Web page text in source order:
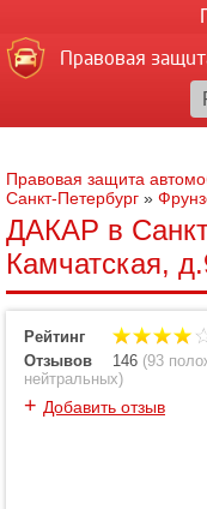
Правовая
Правовая защита
Санкт-Петербург »
ДАКАР в
Камчатская,
Рейтинг
Отзывов
146 (93
нейтральных)
+ Добавить отзыв